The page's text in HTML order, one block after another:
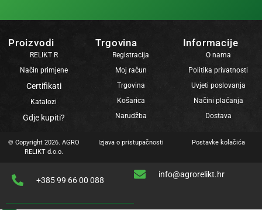
Proizvodi
RELIKT R
Način primjene
Certifikati
Katalozi
Gdje kupiti?
Trgovina
Registracija
Moj račun
Trgovina
Košarica
Narudžba
Informacije
O nama
Politika privatnosti
Uvjeti poslovanja
Načini plaćanja
Dostava
© Copyright 2026. AGRO
RELIKT d.o.o.
Izjava o pristupačnosti Postavke kolačića
+385 99 66 00 088
info@agrorelikt.hr